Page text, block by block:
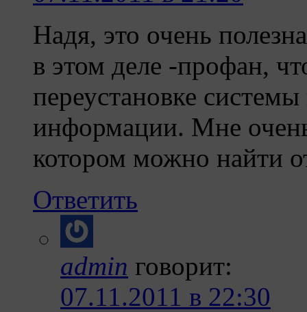
Надя, это очень
в этом деле -профан,
переустановке
информации. Мне
котором можно найти
Ответить
admin говорит:
07.11.2011 в 22:30